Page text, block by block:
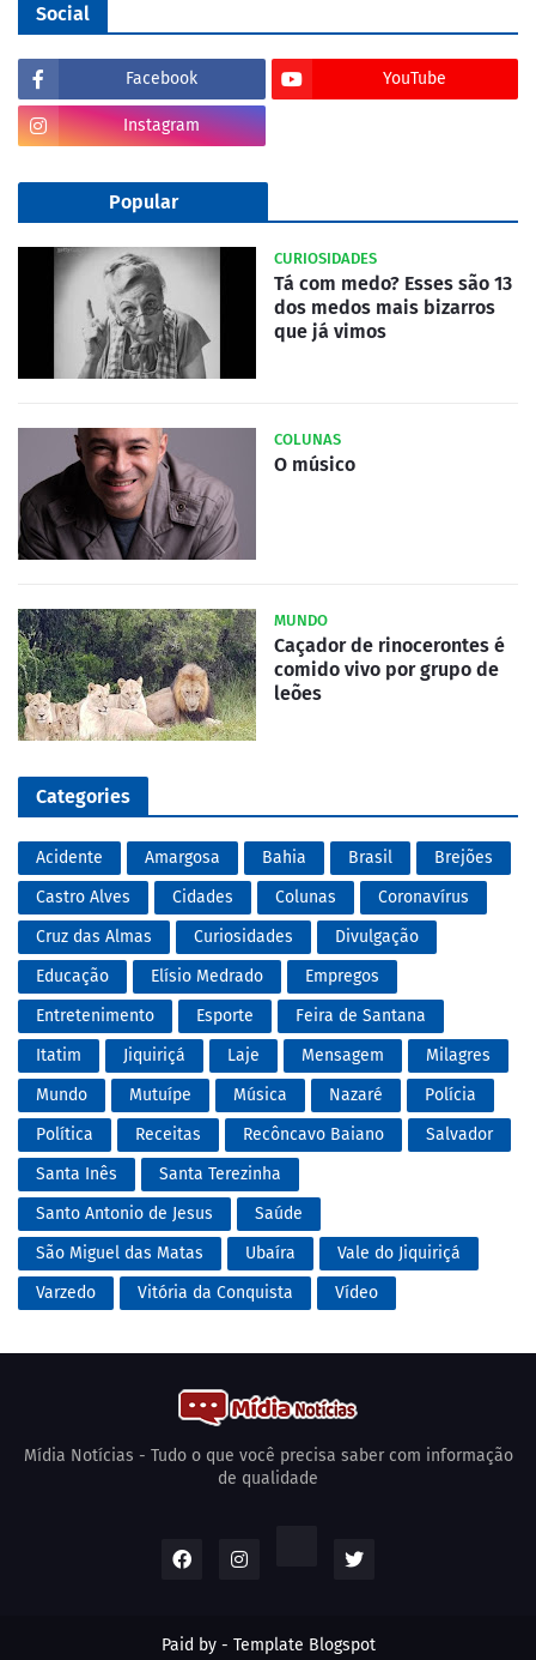
Social
Facebook YouTube
Instagram
Popular
CURIOSIDADES
Tá com medo? Esses são 13
dos medos mais bizarros
que já vimos
COLUNAS
O músico
MUNDO
Caçador de rinocerontes é
comido vivo por grupo de
leões
Categories
Acidente Amargosa Bahia Brasil
Brejões
Castro Alves
Cidades Colunas
Coronavírus
Cruz das Almas
Curiosidades
Divulgação
Educação
Elísio Medrado
Empregos
Entretenimento
Esporte
Feira de Santana
Itatim
Jiquiriçá Laje Mensagem
Milagres
Mundo
Mutuípe Música Nazaré
Polícia
Política
Receitas Recôncavo Baiano
Salvador
Santa Inês
Santa Terezinha
Santo Antonio de Jesus
Saúde
São Miguel das Matas
Ubaíra
Vale do Jiquiriçá
Varzedo
Vitória da Conquista Vídeo
Mídia Notícias - Tudo o que você precisa saber com informação
de qualidade
Paid by - Template Blogspot